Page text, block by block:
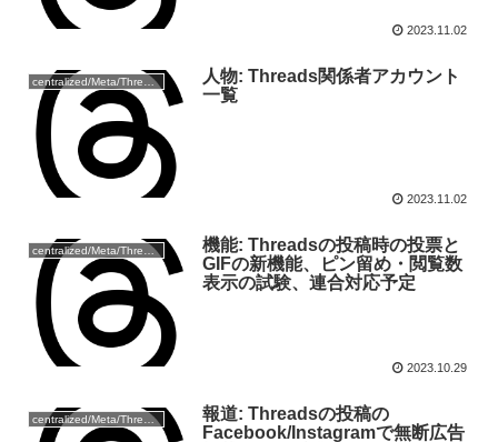
2023.11.02
centralized/Meta/Threads
人物: Threads関係者アカウント
一覧
2023.11.02
centralized/Meta/Threads
機能: Threadsの投稿時の投票と
GIFの新機能、ピン留め・閲覧数
表示の試験、連合対応予定
2023.10.29
centralized/Meta/Threads
報道: Threadsの投稿の
Facebook/Instagramで無断広告